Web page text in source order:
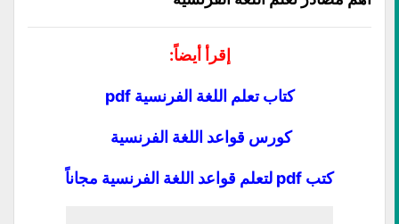
إقرأ أيضاً:
كتاب تعلم اللغة الفرنسية pdf
كورس قواعد اللغة الفرنسية
كتب pdf لتعلم قواعد اللغة الفرنسية مجاناً